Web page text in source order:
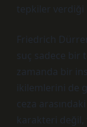
tepkiler
Friedrich
suç sadece bir
zamanda bir
ikilemlerini de
ceza
karakteri değil,